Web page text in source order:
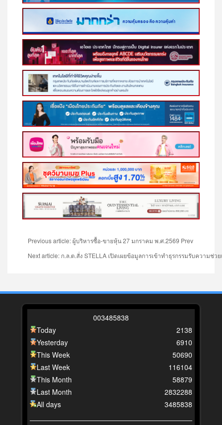
Previous article: ผู้บริหารซื้อ-ขายหุ้น 27 มกราคม พ.ศ.2569 Prev
Next article: ก.ล.ต.สั่ง STELLA เปิดเผยข้อมูลการเข้าทำธุรกรรมรับความช่
003485838
Today
Yesterday
This Week
Last Week
This Month
Last Month
All days
2138
6910
50690
116104
58879
2832288
3485838